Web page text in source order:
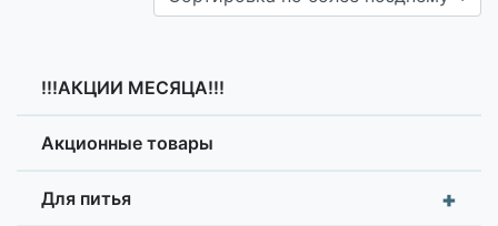
!!!АКЦИИ МЕСЯЦА!!!
Акционные товары
+
Для питья